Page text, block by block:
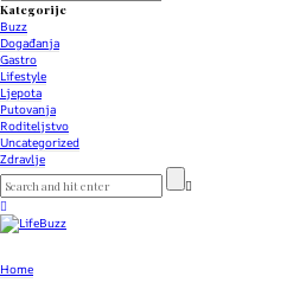
Kategorije
Buzz
Događanja
Gastro
Lifestyle
Ljepota
Putovanja
Roditeljstvo
Uncategorized
Zdravlje
Home